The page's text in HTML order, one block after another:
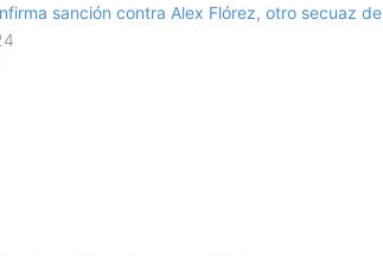
sanción contra Alex Flórez, otro secuaz